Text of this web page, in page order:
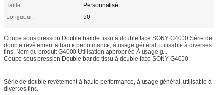
Taille:
Personnalisé
Longueur:
50
Coupe sous pression Double bande tissu à double face SONY G4000 Série de
double revêtement à haute performance, à usage général, utilisable à diverses
fins. Nom du produit G4000 Utilisation appropriée À usage g...
Coupe sous pression Double bande tissu à double face SONY G4000
Série de double revêtement à haute performance, à usage général, utilisable à
diverses fins.